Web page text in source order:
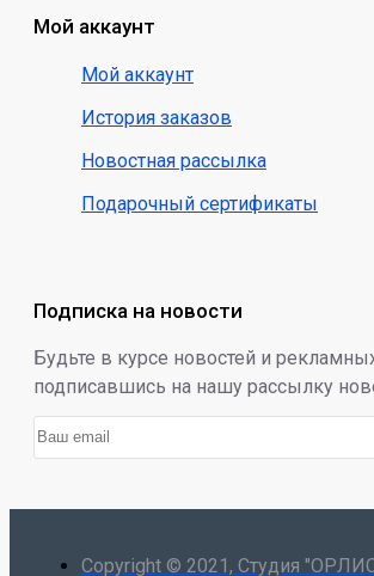
Мой аккаунт
Мой аккаунт
История заказов
Новостная рассылка
Подарочный сертификаты
Подписка на новости
Будьте в курсе новостей и
подписавшись на нашу рассылку
Copyright © 2021, Студия